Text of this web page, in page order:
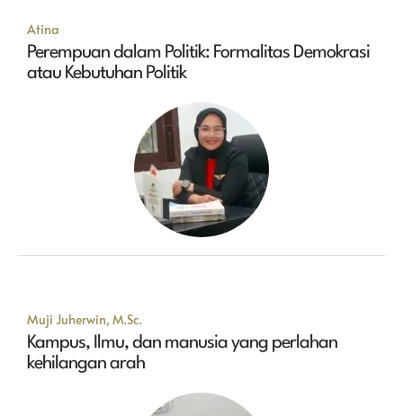
Atina
Perempuan dalam Politik: Formalitas Demokrasi
atau Kebutuhan Politik
Muji Juherwin, M.Sc.
Kampus, Ilmu, dan manusia yang perlahan
kehilangan arah